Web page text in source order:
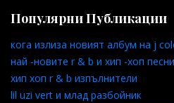
Популярни Публикации
кога излиза новият албум на j
най -новите r & b и хип -хоп песни
хип хоп r & b изпълнители
lil uzi vert и млад разбойник